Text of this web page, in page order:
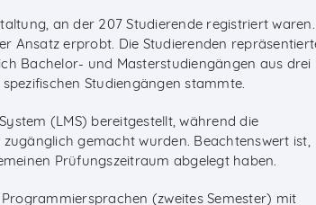
an der 207 Studierende registriert waren.
Ansatz erprobt. Die Studierenden
Bachelor- und Masterstudiengängen aus drei
Studiengängen stammte.
(LMS) bereitgestellt, während die
gemacht wurden. Beachtenswert ist,
Prüfungszeitraum abgelegt haben.
(zweites Semester) mit